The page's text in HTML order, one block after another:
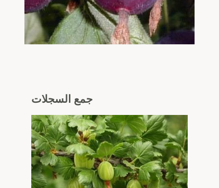
جمع السجلات